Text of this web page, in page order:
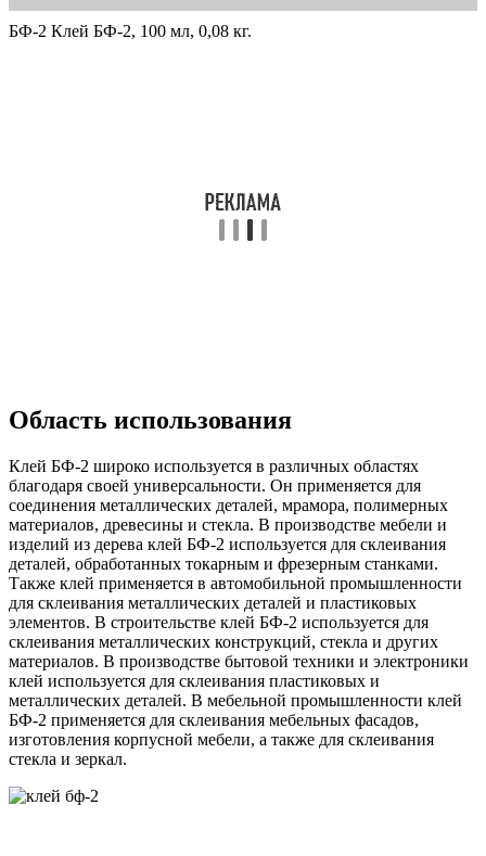
БФ-2 Клей БФ-2, 100 мл, 0,08 кг.
Область использования
Клей БФ-2 широко используется в различных областях
благодаря своей универсальности. Он применяется для
соединения металлических деталей, мрамора, полимерных
материалов, древесины и стекла. В производстве мебели и
изделий из дерева клей БФ-2 используется для склеивания
деталей, обработанных токарным и фрезерным станками.
Также клей применяется в автомобильной промышленности
для склеивания металлических деталей и пластиковых
элементов. В строительстве клей БФ-2 используется для
склеивания металлических конструкций, стекла и других
материалов. В производстве бытовой техники и электроники
клей используется для склеивания пластиковых и
металлических деталей. В мебельной промышленности клей
БФ-2 применяется для склеивания мебельных фасадов,
изготовления корпусной мебели, а также для склеивания
стекла и зеркал.